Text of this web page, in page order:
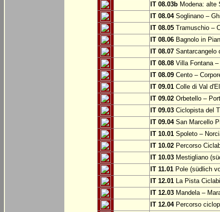
IT 08.03b Modena: alte
IT 08.04Soglinano –
IT 08.05 Tramuschio –
IT 08.06 Bagnolo in
IT 08.07 Santarcangelo
IT 08.08 Villa Fontana
IT 08.09 Cento –
IT 09.01 Colle di Val
IT 09.02 Orbetello –
IT 09.03 Ciclopista del
IT 09.04San Marcello
IT 10.01 Spoleto –
IT 10.02 Percorso
IT 10.03 Mestigliano
IT 11.01 Pole (südlich
IT 12.01 La Pista
IT 12.03 Mandela –
IT 12.04Percorso